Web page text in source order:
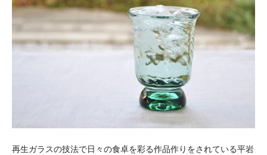
再生ガラスの技法で日々の食卓を彩る作品作りをされている平岩